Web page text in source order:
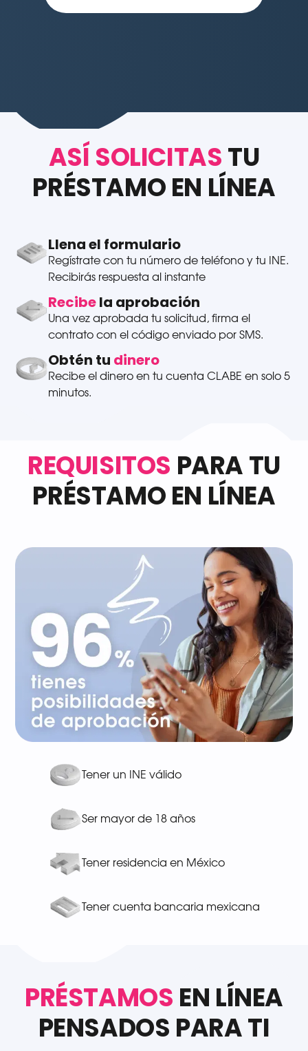
ASÍ SOLICITASTU
PRÉSTAMO EN LÍNEA
Llena el formulario
Regístrate con tu número de teléfono y tu INE.
Recibirás respuesta al instante
Recibela aprobación
Una vez aprobada tu solicitud, firma el
contrato con el código enviado por SMS.
Obtén tu dinero
Recibe el dinero en tu cuenta CLABE en solo 5
minutos.
REQUISITOS PARA TU
PRÉSTAMO EN LÍNEA
Tener un INE válido
Ser mayor de 18 años
Tener residencia en México
Tener cuenta bancaria mexicana
PRÉSTAMOS EN LÍNEA
PENSADOS PARA TI